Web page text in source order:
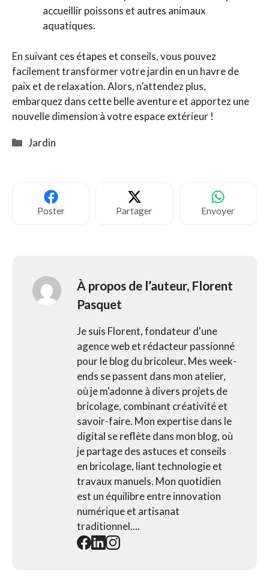
accueillir poissons et autres animaux
aquatiques.
En suivant ces étapes et conseils, vous pouvez
facilement transformer votre jardin en un havre de
paix et de relaxation. Alors, n’attendez plus,
embarquez dans cette belle aventure et apportez une
nouvelle dimension à votre espace extérieur !
Catégories
Jardin
Poster Partager Envoyer
À propos de l’auteur, Florent
Pasquet
Je suis Florent, fondateur d'une
agence web et rédacteur passionné
pour le blog du bricoleur. Mes week-
ends se passent dans mon atelier,
où je m'adonne à divers projets de
bricolage, combinant créativité et
savoir-faire. Mon expertise dans le
digital se reflète dans mon blog, où
je partage des astuces et conseils
en bricolage, liant technologie et
travaux manuels. Mon quotidien
est un équilibre entre innovation
numérique et artisanat
traditionnel....